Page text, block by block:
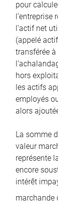
pour
l’entreprise
l’actif net
(appelé
transférée
hors
les actifs
employés
alors
La somme
valeur
représente
encore
intérêt
marchande